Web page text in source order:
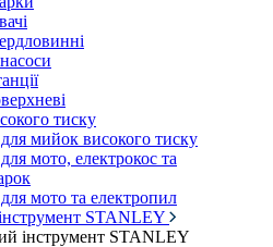
тиску
мийок високого тиску
мото, електрокос та
мото та електропил
STANLEY
інструмент STANLEY